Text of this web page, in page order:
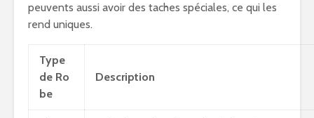
peuvents aussi avoir des taches spéciales, ce qui les
rend uniques.
Type
de Ro
be
Description